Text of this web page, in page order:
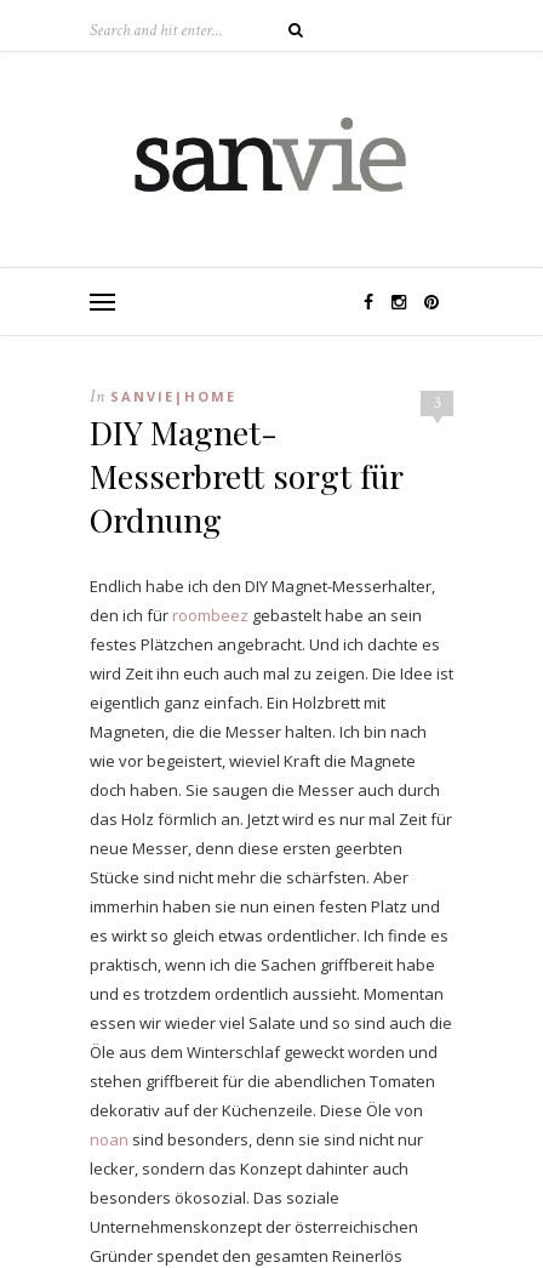
3
In SANVIE|HOME
DIY Magnet-
Messerbrett sorgt für
Ordnung
Endlich habe ich den DIY Magnet-Messerhalter,
den ich für roombeez gebastelt habe an sein
festes Plätzchen angebracht. Und ich dachte es
wird Zeit ihn euch auch mal zu zeigen. Die Idee ist
eigentlich ganz einfach. Ein Holzbrett mit
Magneten, die die Messer halten. Ich bin nach
wie vor begeistert, wieviel Kraft die Magnete
doch haben. Sie saugen die Messer auch durch
das Holz förmlich an. Jetzt wird es nur mal Zeit für
neue Messer, denn diese ersten geerbten
Stücke sind nicht mehr die schärfsten. Aber
immerhin haben sie nun einen festen Platz und
es wirkt so gleich etwas ordentlicher. Ich finde es
praktisch, wenn ich die Sachen griffbereit habe
und es trotzdem ordentlich aussieht. Momentan
essen wir wieder viel Salate und so sind auch die
Öle aus dem Winterschlaf geweckt worden und
stehen griffbereit für die abendlichen Tomaten
dekorativ auf der Küchenzeile. Diese Öle von
noan sind besonders, denn sie sind nicht nur
lecker, sondern das Konzept dahinter auch
besonders ökosozial. Das soziale
Unternehmenskonzept der österreichischen
Gründer spendet den gesamten Reinerlös